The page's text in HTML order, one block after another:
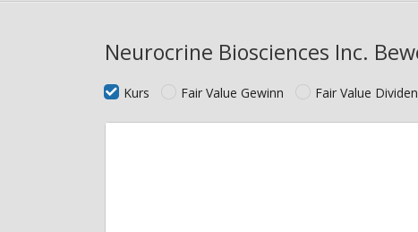
Neurocrine Biosciences Inc.
Kurs Fair Value Gewinn Fair Value